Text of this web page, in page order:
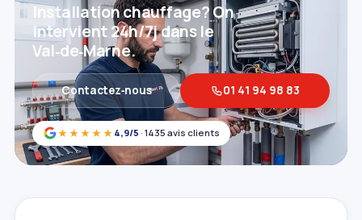
★★★★★ 4,9/5 · 1435 avis clients
Installation chauffage? On
intervient 24h/7j dans le
Val‑de‑Marne.
Contactez‑nous 01 41 94 98 83